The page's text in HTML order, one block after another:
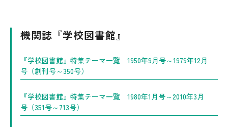
機関誌『学校図書館』
『学校図書館』特集テーマ一覧 1950年9月号～1979年12月
号（創刊号～350号）
『学校図書館』特集テーマ一覧 1980年1月号～2010年3月
号（351号～713号）